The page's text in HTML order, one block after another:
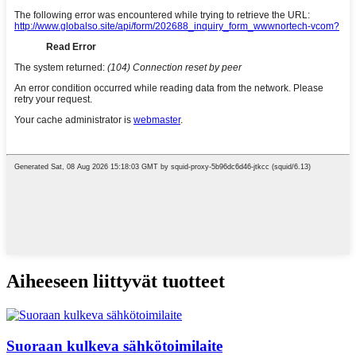
Aiheeseen liittyvät tuotteet
Suoraan kulkeva sähkötoimilaite